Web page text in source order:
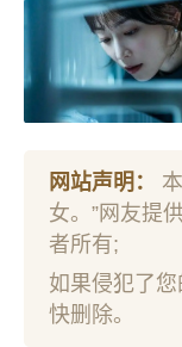
网站声明：
女。”网友提
者所有;
如果侵犯了
快删除。